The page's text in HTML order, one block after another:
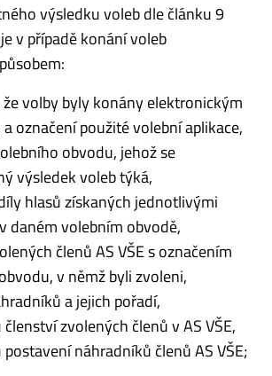
výsledku voleb dle článku 9
v případě konání voleb
volby byly konány elektronickým
označení použité volební aplikace,
obvodu, jehož se
výsledek voleb týká,
hlasů získaných jednotlivými
daném volebním obvodě,
členů AS VŠE s označením
v němž byli zvoleni,
a jejich pořadí,
zvolených členů v AS VŠE,
náhradníků členů AS VŠE;